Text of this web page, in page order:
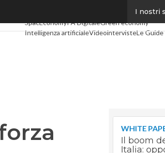
I nostri
Industria
SpacEconomyPA DigitaleGreen economy
Intelligenza artificialeVideointervisteLe
WHITE
Il boom
Italia: